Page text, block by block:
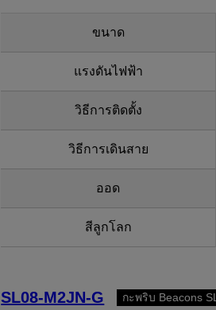
ขนาด
แรงดันไฟฟ้า
วิธีการติดตั้ง
วิธีการเดินสาย
ออด
สีลูกโลก
SL08-M2JN-G กะพริบ Beacons SL